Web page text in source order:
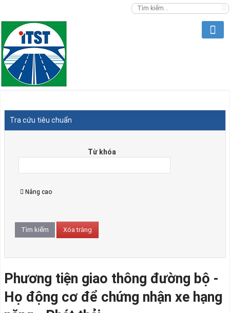
Tra cứu tiêu chuẩn
Từ khóa
Nâng cao
Phương tiện giao thông đường bộ -
Họ động cơ để chứng nhận xe hạng